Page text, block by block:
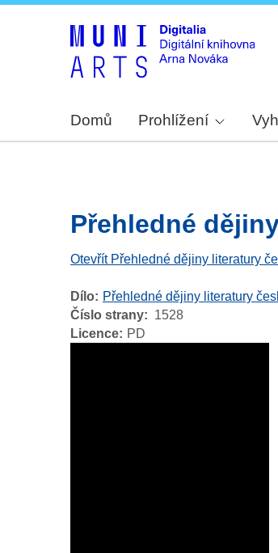
Domů Prohlížení
Přehledné
Otevřít Přehledné dějiny literatury
Dílo
Přehledné dějiny literatury
Číslo strany
1528
Licence
PD